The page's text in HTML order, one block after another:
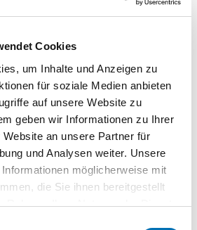
Cookies
um Inhalte und Anzeigen zu
für soziale Medien anbieten
auf unsere Website zu
geben wir Informationen zu Ihrer
an unsere Partner für
und Analysen weiter. Unsere
möglicherweise mit
die Sie ihnen bereitgestellt
Rahmen Ihrer Nutzung der Dienste
Peter Hajek vor der
Sender ATV und Puls 24 hervor. “
Wahlmotive bei der Nationalratswahl
– VIENNA.AT
&
FPÖ gewinnt bei Frauen und bei
Männern